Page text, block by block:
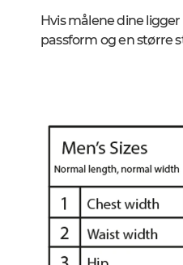
Hvis målene dine
passform og en større